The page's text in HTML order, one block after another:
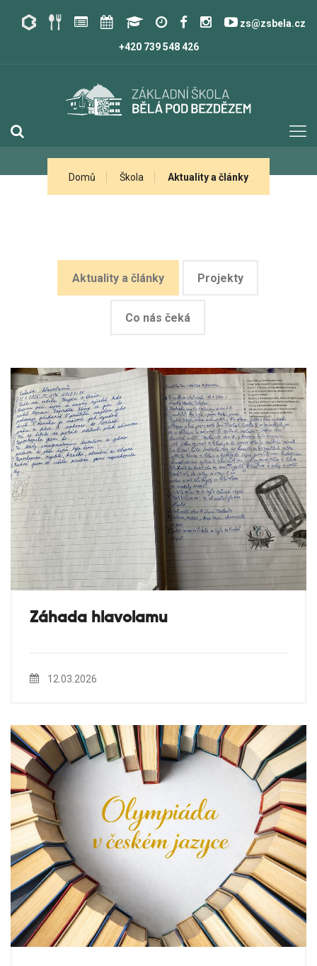
zs@zsbela.cz
+420 739 548 426
Domů Škola Aktuality a články
Aktuality a články Projekty
Co nás čeká
Záhada hlavolamu
12.03.2026